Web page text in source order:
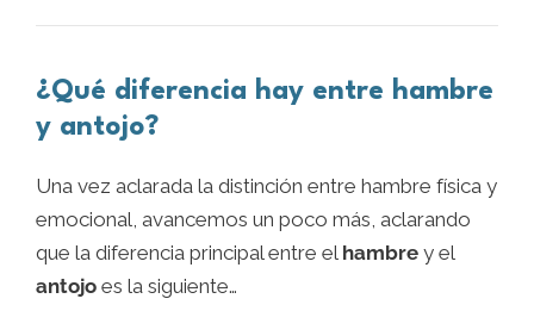
¿Qué diferencia hay entre hambre
y antojo?
Una vez aclarada la distinción entre hambre física y
emocional, avancemos un poco más, aclarando
que la diferencia principal entre el hambre y el
antojo es la siguiente…